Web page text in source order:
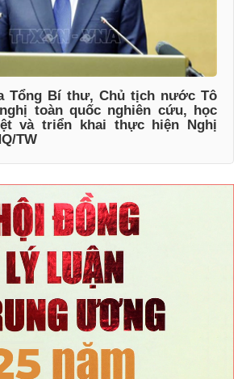
Tổng Bí thư, Chủ tịch nước Tô
toàn quốc nghiên cứu, học
và triển khai thực hiện Nghị
TW